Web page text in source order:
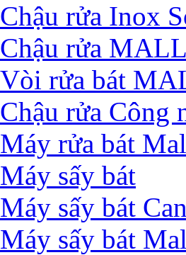
Chậu rửa Inox
Chậu rửa
Vòi rửa bát
Chậu rửa Công
Máy rửa bát
Máy sấy bát
Máy sấy bát
Máy sấy bát